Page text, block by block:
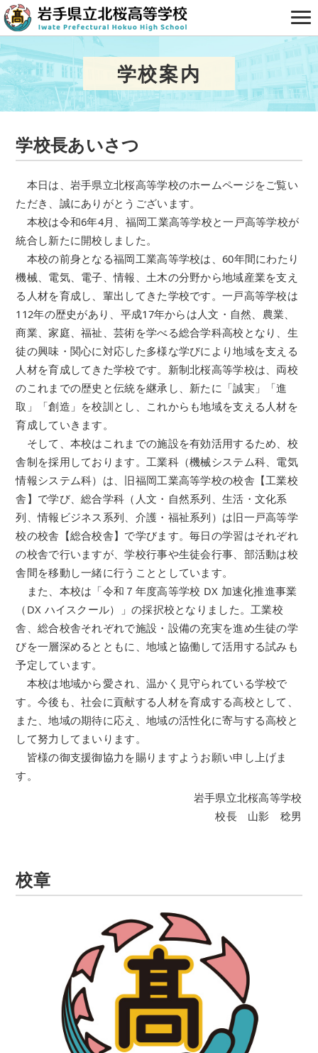
学校案内
学校長あいさつ
本日は、岩手県立北桜高等学校のホームページをご覧い
ただき、誠にありがとうございます。
本校は令和6年4月、福岡工業高等学校と一戸高等学校が
統合し新たに開校しました。
本校の前身となる福岡工業高等学校は、60年間にわたり
機械、電気、電子、情報、土木の分野から地域産業を支え
る人材を育成し、輩出してきた学校です。一戸高等学校は
112年の歴史があり、平成17年からは人文・自然、農業、
商業、家庭、福祉、芸術を学べる総合学科高校となり、生
徒の興味・関心に対応した多様な学びにより地域を支える
人材を育成してきた学校です。新制北桜高等学校は、両校
のこれまでの歴史と伝統を継承し、新たに「誠実」「進
取」「創造」を校訓とし、これからも地域を支える人材を
育成していきます。
そして、本校はこれまでの施設を有効活用するため、校
舎制を採用しております。工業科（機械システム科、電気
情報システム科）は、旧福岡工業高等学校の校舎【工業校
舎】で学び、総合学科（人文・自然系列、生活・文化系
列、情報ビジネス系列、介護・福祉系列）は旧一戸高等学
校の校舎【総合校舎】で学びます。毎日の学習はそれぞれ
の校舎で行いますが、学校行事や生徒会行事、部活動は校
舎間を移動し一緒に行うこととしています。
また、本校は「令和７年度高等学校 DX 加速化推進事業
（DX ハイスクール）」の採択校となりました。工業校
舎、総合校舎それぞれで施設・設備の充実を進め生徒の学
びを一層深めるとともに、地域と協働して活用する試みも
予定しています。
本校は地域から愛され、温かく見守られている学校で
す。今後も、社会に貢献する人材を育成する高校として、
また、地域の期待に応え、地域の活性化に寄与する高校と
して努力してまいります。
皆様の御支援御協力を賜りますようお願い申し上げま
す。
岩手県立北桜高等学校
校長 山影 稔男
校章